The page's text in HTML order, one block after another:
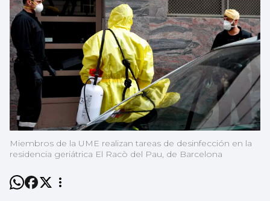
Miembros de la UME realizan tareas de desinfección en la
residencia geriátrica El Racò del Pau, de Barcelona